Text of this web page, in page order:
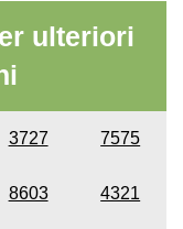
ulteriori
3727 7575
8603 4321